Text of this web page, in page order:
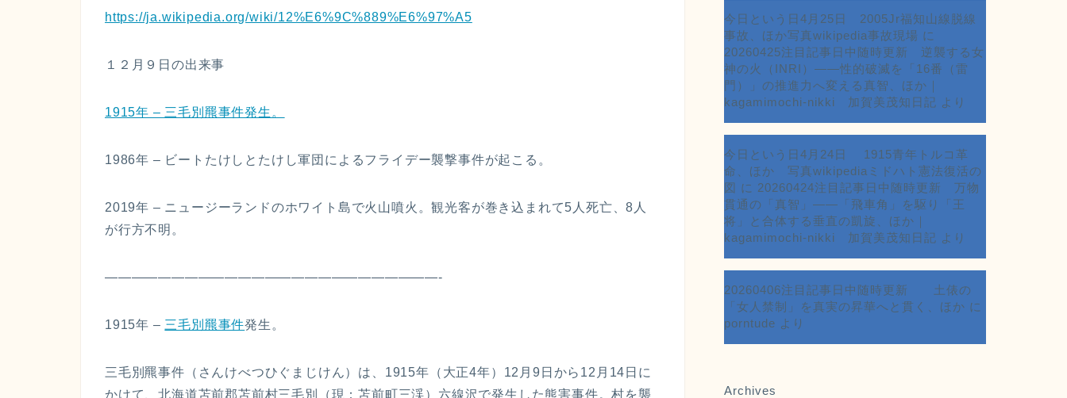
https://ja.wikipedia.org/wiki/12%E6%9C%889%E6%97%A5
１２月９日の出来事
1915年 – 三毛別羆事件発生。
1986年 – ビートたけしとたけし軍団によるフライデー襲撃事件が起こる。
2019年 – ニュージーランドのホワイト島で火山噴火。観光客が巻き込まれて5人死亡、8人
が行方不明。
—————————————————————————-
1915年 – 三毛別羆事件発生。
三毛別羆事件（さんけべつひぐまじけん）は、1915年（大正4年）12月9日から12月14日に
かけて、北海道苫前郡苫前村三毛別（現：苫前町三渓）六線沢で発生した熊害事件。村を襲
今日という日4月25日 2005Jr福知山線脱線
事故、ほか写真wikipedia事故現場 に
20260425注目記事日中随時更新 逆襲する女
神の火（INRI）――性的破滅を「16番（雷
門）」の推進力へ変える真智、ほか｜
kagamimochi-nikki 加賀美茂知日記 より
今日という日4月24日 1915青年トルコ革
命、ほか 写真wikipediaミドハト憲法復活の
図 に 20260424注目記事日中随時更新 万物
貫通の「真智」――「飛車角」を駆り「王
将」と合体する垂直の凱旋、ほか｜
kagamimochi-nikki 加賀美茂知日記 より
20260406注目記事日中随時更新 土俵の
「女人禁制」を真実の昇華へと貫く、ほか に
porntude より
Archives